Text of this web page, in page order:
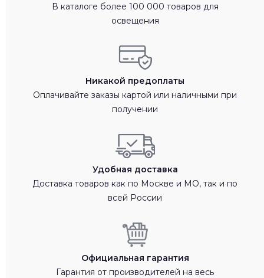
В каталоге более 100 000 товаров для
освещения
Никакой предоплаты
Оплачивайте заказы картой или наличными при
получении
Удобная доставка
Доставка товаров как по Москве и МО, так и по
всей России
Официальная гарантия
Гарантия от производителей на весь